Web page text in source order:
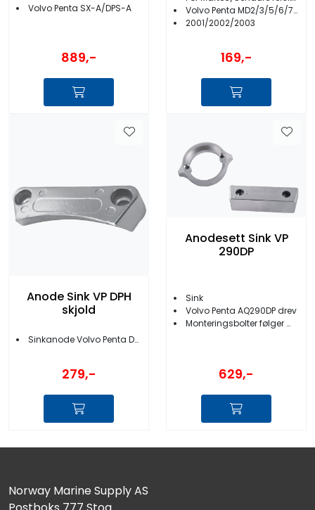
Volvo Penta SX-A/DPS-A
889,-
Volvo Penta MD2/3/5/6/7/11/17
2001/2002/2003
169,-
Anode Sink VP DPH
skjold
Sinkanode Volvo Penta DPH drev
279,-
Anodesett Sink VP
290DP
Sink
Volvo Penta AQ290DP drev
Monteringsbolter følger med
629,-
Norway Marine Supply AS